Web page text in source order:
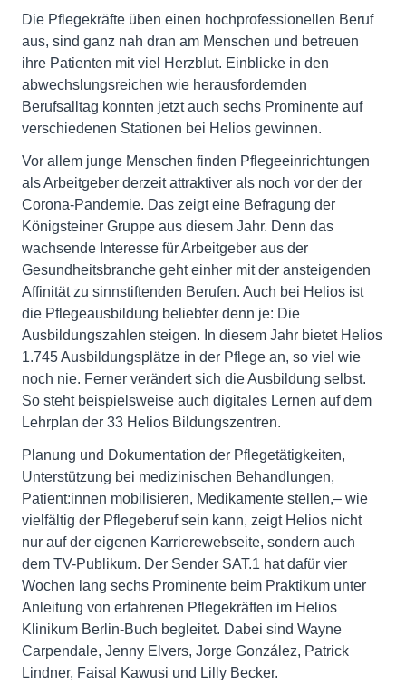
Die Pflegekräfte üben einen hochprofessionellen Beruf
aus, sind ganz nah dran am Menschen und betreuen
ihre Patienten mit viel Herzblut. Einblicke in den
abwechslungsreichen wie herausfordernden
Berufsalltag konnten jetzt auch sechs Prominente auf
verschiedenen Stationen bei Helios gewinnen.
Vor allem junge Menschen finden Pflegeeinrichtungen
als Arbeitgeber derzeit attraktiver als noch vor der der
Corona-Pandemie. Das zeigt eine Befragung der
Königsteiner Gruppe aus diesem Jahr. Denn das
wachsende Interesse für Arbeitgeber aus der
Gesundheitsbranche geht einher mit der ansteigenden
Affinität zu sinnstiftenden Berufen. Auch bei Helios ist
die Pflegeausbildung beliebter denn je: Die
Ausbildungszahlen steigen. In diesem Jahr bietet Helios
1.745 Ausbildungsplätze in der Pflege an, so viel wie
noch nie. Ferner verändert sich die Ausbildung selbst.
So steht beispielsweise auch digitales Lernen auf dem
Lehrplan der 33 Helios Bildungszentren.
Planung und Dokumentation der Pflegetätigkeiten,
Unterstützung bei medizinischen Behandlungen,
Patient:innen mobilisieren, Medikamente stellen,– wie
vielfältig der Pflegeberuf sein kann, zeigt Helios nicht
nur auf der eigenen Karrierewebseite, sondern auch
dem TV-Publikum. Der Sender SAT.1 hat dafür vier
Wochen lang sechs Prominente beim Praktikum unter
Anleitung von erfahrenen Pflegekräften im Helios
Klinikum Berlin-Buch begleitet. Dabei sind Wayne
Carpendale, Jenny Elvers, Jorge González, Patrick
Lindner, Faisal Kawusi und Lilly Becker.